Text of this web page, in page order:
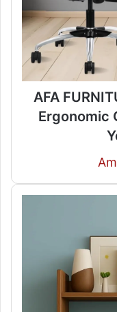
AFA
Ergonomic